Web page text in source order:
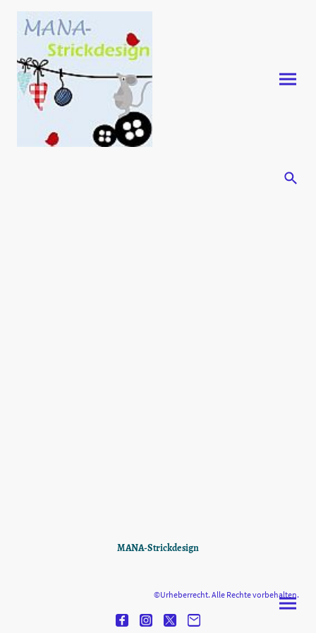
MANA-Strickdesign
©Urheberrecht. Alle Rechte vorbehalten.